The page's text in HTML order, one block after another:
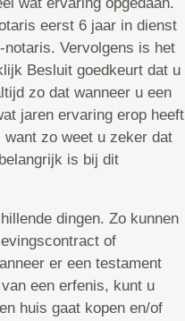
eerst 6 jaar in dienst
Vervolgens is het
Besluit goedkeurt dat u
zo dat wanneer u een
jaren ervaring erop heeft
zo weet u zeker dat
is bij dit
dingen. Zo kunnen
of
er een testament
een erfenis, kunt u
huis gaat kopen en/of